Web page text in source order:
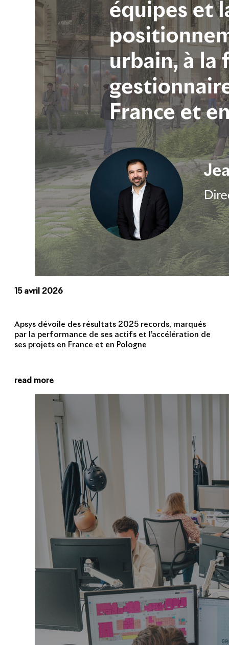
15 avril 2026
Apsys dévoile des résultats 2025 records, marqués
par la performance de ses actifs et l’accélération de
ses projets en France et en Pologne
read more